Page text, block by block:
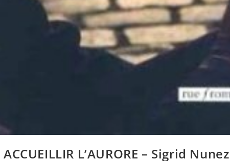
L’AURORE – Sigrid Nunez